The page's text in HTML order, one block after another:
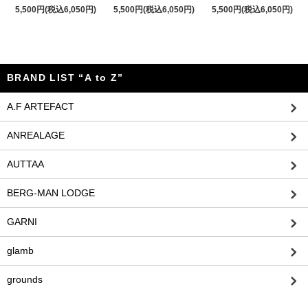
5,500円(税込6,050円)
5,500円(税込6,050円)
5,500円(税込6,050円)
BRAND LIST “A to Z”
A.F ARTEFACT
ANREALAGE
AUTTAA
BERG-MAN LODGE
GARNI
glamb
grounds